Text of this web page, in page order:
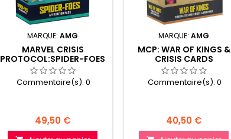
MARQUE: AMG
MARVEL CRISIS
PROTOCOL:SPIDER-FOES
AFFILIATION P.
Commentaire(s): 0
Prix
49,50 €
MARQUE: AMG
MCP: WAR OF KINGS &
CRISIS CARDS
Commentaire(s): 0
Prix
40,50 €